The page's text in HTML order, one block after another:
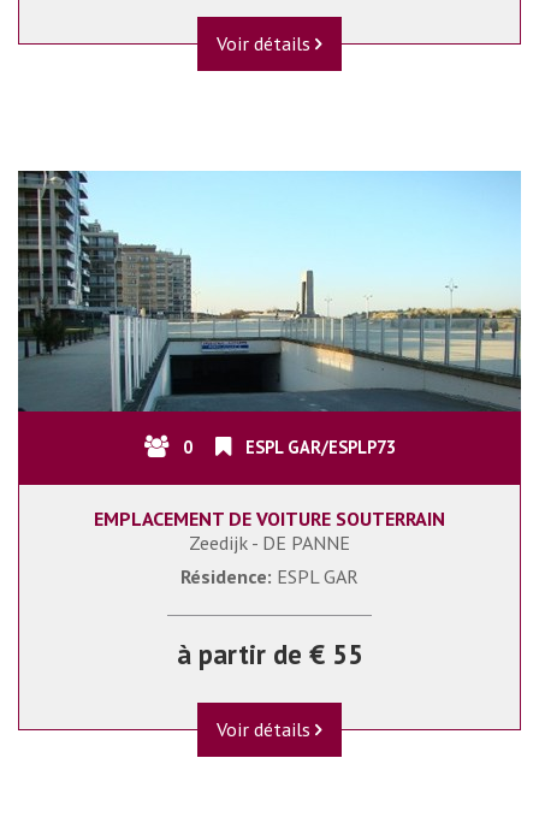
Voir détails
0 ESPL GAR/ESPLP73
EMPLACEMENT DE VOITURE SOUTERRAIN
Zeedijk - DE PANNE
Résidence: ESPL GAR
à partir de € 55
Voir détails